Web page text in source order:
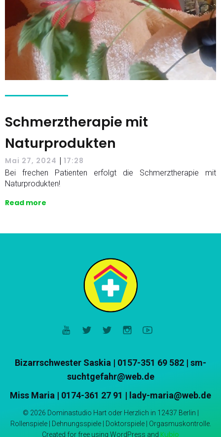
Schmerztherapie mit
Naturprodukten
Mai 27, 2024 | 17:28
Bei frechen Patienten erfolgt die Schmerztherapie mit
Naturprodukten!
Read more
Bizarrschwester Saskia | 0157-351 69 582 | sm-
suchtgefahr@web.de
Miss Maria | 0174-361 27 91 | lady-maria@web.de
© 2026 Dominastudio Hart oder Herzlich in 12437 Berlin |
Rollenspiele | Dehnungsspiele | Doktorspiele | Orgasmuskontrolle.
Created for free using WordPress and Kubio